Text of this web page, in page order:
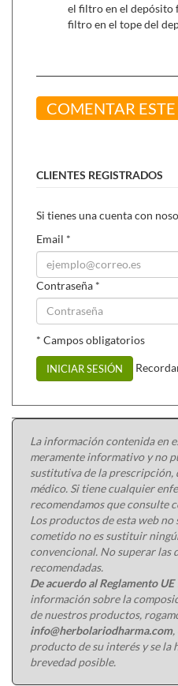
el filtro en el depósito
filtro en el tope del
COMENTAR
CLIENTES REGISTRADOS
Si tienes una cuenta con
Email *
Contraseña *
* Campos obligatorios
INICIAR SESIÓN
La información contenida en
meramente informativo y no
sustitutiva de la
médico. Si tiene cualquier
recomendamos que consulte
Los productos de esta web no
cometido no es sustituir
convencional. No superar las
recomendadas.
De acuerdo al Reglamento
información sobre la
de nuestros productos,
info@herbolariodharma.com,
producto de su interés y se la
brevedad posible.